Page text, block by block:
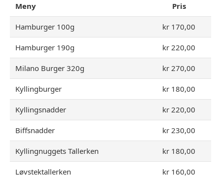
Meny Pris
Hamburger 100g kr 170,00
Hamburger 190g kr 220,00
Milano Burger 320g kr 270,00
Kyllingburger kr 180,00
Kyllingsnadder kr 220,00
Biffsnadder kr 230,00
Kyllingnuggets Tallerken kr 180,00
Løvstektallerken kr 160,00